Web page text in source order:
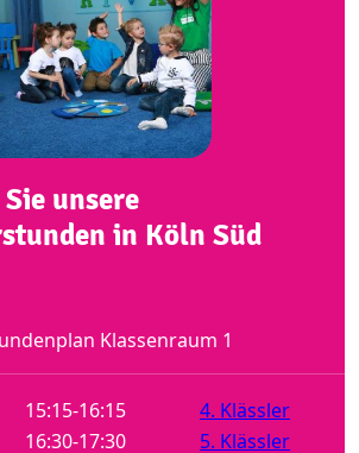
unsere
in Köln Süd
Klassenraum 1
15:15-16:15
4. Klässler
16:30-17:30
5. Klässler